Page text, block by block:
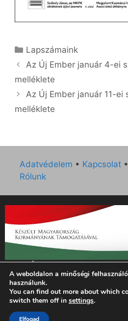
Kategória
Lapszámaink
Az Új Ember január 4-ei
melléklete
Az Új Ember január 11-ei
melléklete
Adatvédelem • Kapcsolat •
Rólunk
„Az Új Ember katolikus hetilap
támogatását az EGYH-KCP-
szerződés keretében 3 000 000 Ft
Emberi Erőforrások
A weboldalon a minőségi
használunk.
You can find out more about which
switch them off in settings.
Elfogad